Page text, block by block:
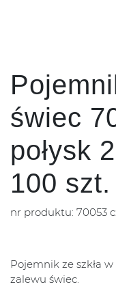
świec
połysk
100 szt.
nr produktu: 70053
Pojemnik ze szkła
zalewu świec.